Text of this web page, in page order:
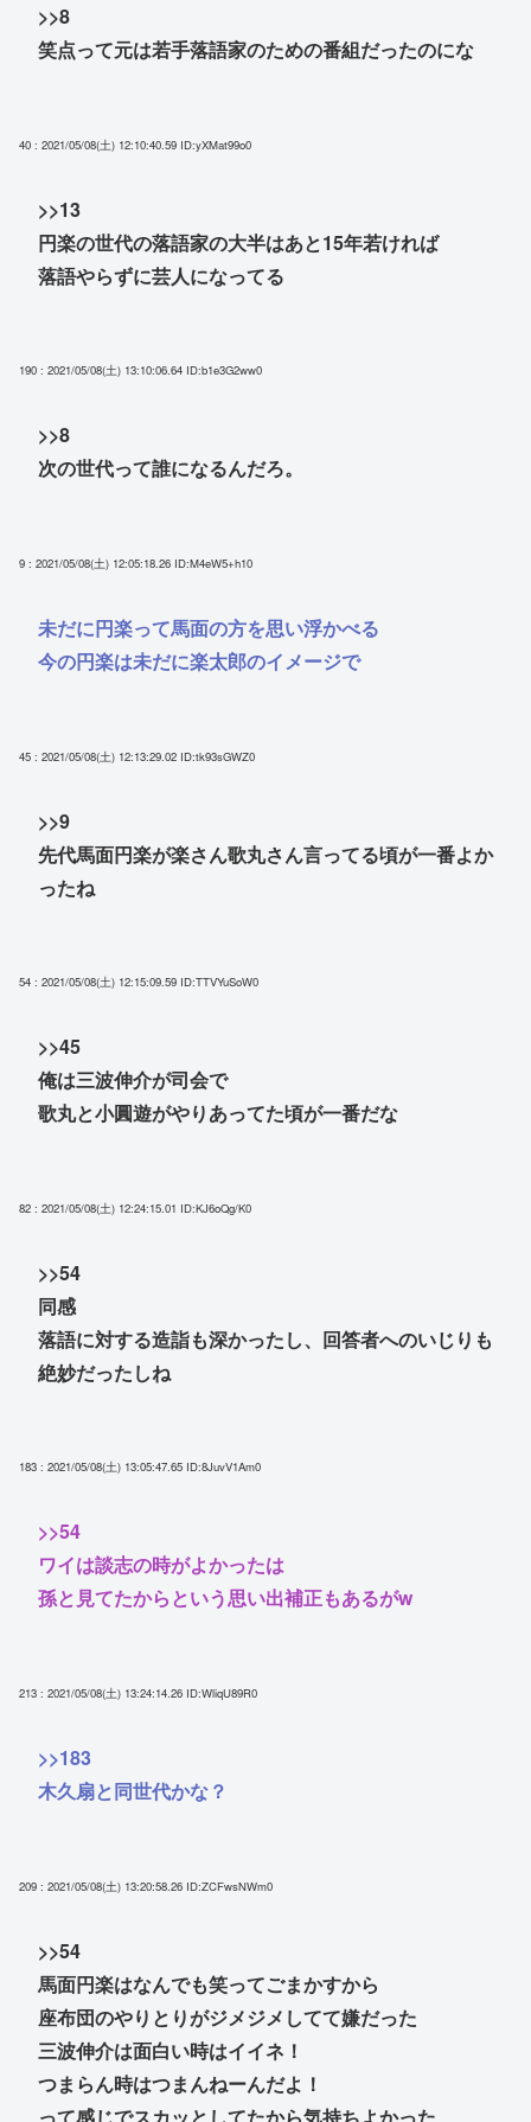
>>8
笑点って元は若手落語家のための番組だったのにな
40 : 2021/05/08(土) 12:10:40.59 ID:yXMat99o0
>>13
円楽の世代の落語家の大半はあと15年若ければ
落語やらずに芸人になってる
190 : 2021/05/08(土) 13:10:06.64 ID:b1e3G2ww0
>>8
次の世代って誰になるんだろ。
9 : 2021/05/08(土) 12:05:18.26 ID:M4eW5+h10
未だに円楽って馬面の方を思い浮かべる
今の円楽は未だに楽太郎のイメージで
45 : 2021/05/08(土) 12:13:29.02 ID:tk93sGWZ0
>>9
先代馬面円楽が楽さん歌丸さん言ってる頃が一番よか
ったね
54 : 2021/05/08(土) 12:15:09.59 ID:TTVYuSoW0
>>45
俺は三波伸介が司会で
歌丸と小圓遊がやりあってた頃が一番だな
82 : 2021/05/08(土) 12:24:15.01 ID:KJ6oQg/K0
>>54
同感
落語に対する造詣も深かったし、回答者へのいじりも
絶妙だったしね
183 : 2021/05/08(土) 13:05:47.65 ID:8JuvV1Am0
>>54
ワイは談志の時がよかったは
孫と見てたからという思い出補正もあるがw
213 : 2021/05/08(土) 13:24:14.26 ID:WliqU89R0
>>183
木久扇と同世代かな？
209 : 2021/05/08(土) 13:20:58.26 ID:ZCFwsNWm0
>>54
馬面円楽はなんでも笑ってごまかすから
座布団のやりとりがジメジメしてて嫌だった
三波伸介は面白い時はイイネ！
つまらん時はつまんねーんだよ！
って感じでスカッとしてたから気持ちよかった